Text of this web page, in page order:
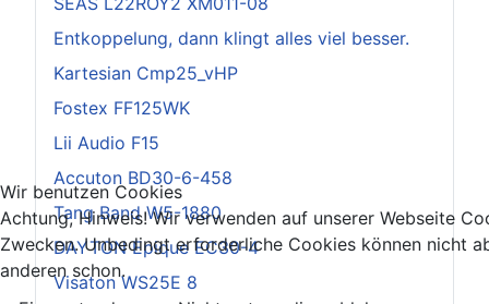
Entkoppelung, dann klingt alles viel besser.
Kartesian Cmp25_vHP
Fostex FF125WK
Lii Audio F15
Accuton BD30-6-458
Tang Band W5-1880
DAYTON Epique EC30-4
Visaton WS25E 8
Wir benutzen Cookies
Achtung, Hinweis! Wir verwenden auf unserer Webseite
Zwecken. Unbedingt erforderliche Cookies können nicht
anderen schon.